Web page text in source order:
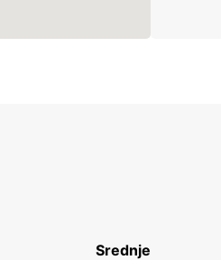
Srednje